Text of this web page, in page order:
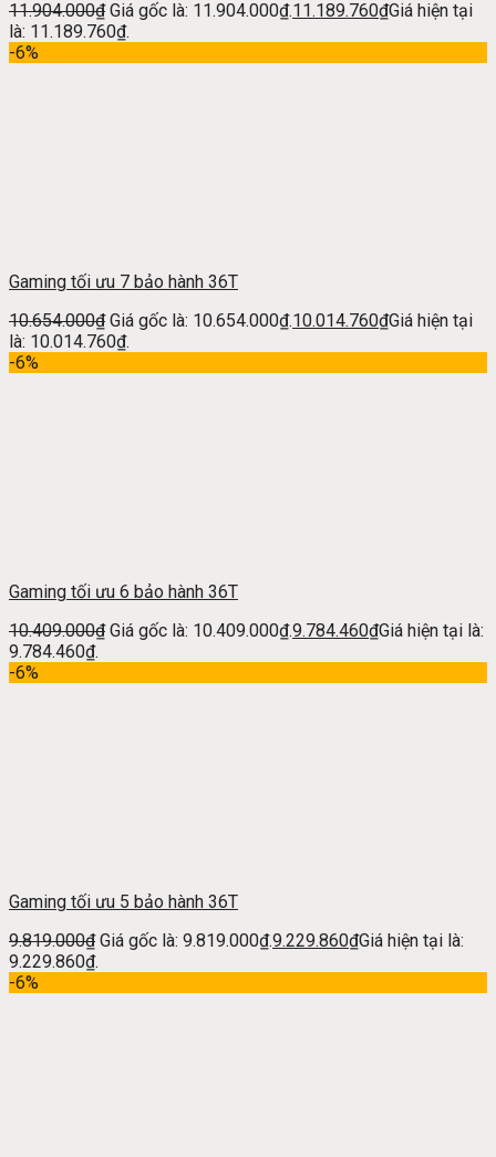
11.904.000₫ Giá gốc là: 11.904.000₫.11.189.760₫Giá hiện tại
là: 11.189.760₫.
-6%
Gaming tối ưu 7 bảo hành 36T
10.654.000₫ Giá gốc là: 10.654.000₫.10.014.760₫Giá hiện tại
là: 10.014.760₫.
-6%
Gaming tối ưu 6 bảo hành 36T
10.409.000₫ Giá gốc là: 10.409.000₫.9.784.460₫Giá hiện tại là:
9.784.460₫.
-6%
Gaming tối ưu 5 bảo hành 36T
9.819.000₫ Giá gốc là: 9.819.000₫.9.229.860₫Giá hiện tại là:
9.229.860₫.
-6%